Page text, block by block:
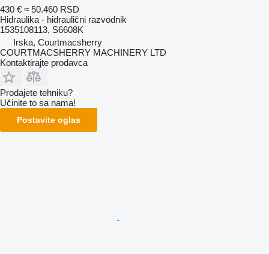
430 € ≈ 50.460 RSD
Hidraulika - hidraulični razvodnik
1535108113, S6608K
Irska, Courtmacsherry
COURTMACSHERRY MACHINERY LTD
Kontaktirajte prodavca
Prodajete tehniku?
Učinite to sa nama!
Postavite oglas